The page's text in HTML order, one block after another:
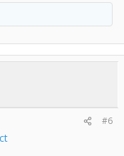
#6